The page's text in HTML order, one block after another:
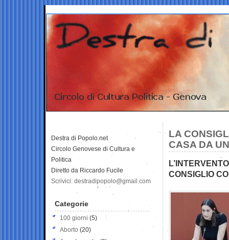
LA
CASA DA
CONSIGLIO
Destra di Popolo.net
Circolo Genovese di Cultura e
Politica
Diretto da Riccardo Fucile
Scrivici: destradipopolo@gmail.com
Categorie
100 giorni (5)
Aborto (20)